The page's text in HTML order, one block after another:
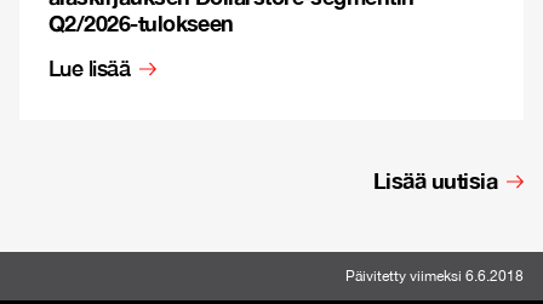
Q2/2026-tulokseen
Lue lisää
Lisää uutisia
Päivitetty viimeksi 6.6.2018